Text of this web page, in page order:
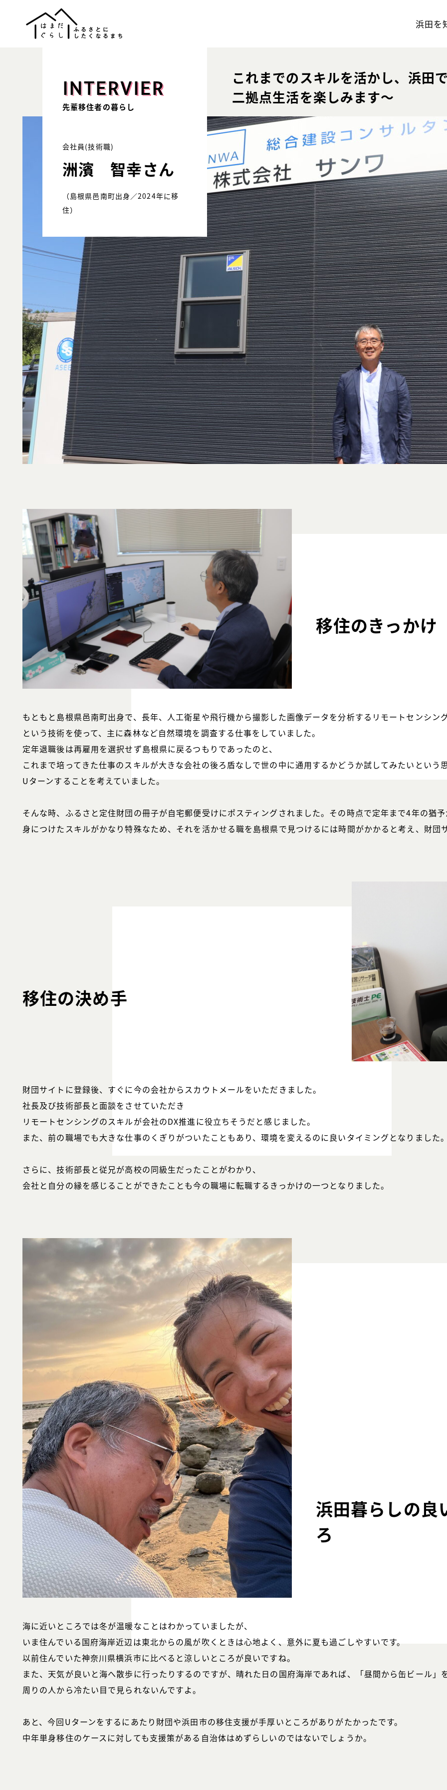
浜田を
INTERVIER
先輩移住者の暮らし
会社員(技術職)
洲濱 智幸さん
（島根県邑南町出身／2024年に移
住）
これまでのスキルを活かし、浜田
二拠点生活を楽しみます～
移住のきっかけ
もともと島根県邑南町出身で、長年、人工衛星や飛行機から撮影した画像データを分析するリモートセンシン
という技術を使って、主に森林など自然環境を調査する仕事をしていました。
定年退職後は再雇用を選択せず島根県に戻るつもりであったのと、
これまで培ってきた仕事のスキルが大きな会社の後ろ盾なしで世の中に通用するかどうか試してみたいという
Uターンすることを考えていました。
そんな時、ふるさと定住財団の冊子が自宅郵便受けにポスティングされました。その時点で定年まで4年の猶
身につけたスキルがかなり特殊なため、それを活かせる職を島根県で見つけるには時間がかかると考え、財団
移住の決め手
財団サイトに登録後、すぐに今の会社からスカウトメールをいただきました。
社長及び技術部長と面談をさせていただき
リモートセンシングのスキルが会社のDX推進に役立ちそうだと感じました。
また、前の職場でも大きな仕事のくぎりがついたこともあり、環境を変えるのに良いタイミングとなりました
さらに、技術部長と従兄が高校の同級生だったことがわかり、
会社と自分の縁を感じることができたことも今の職場に転職するきっかけの一つとなりました。
浜田暮らしの良
ろ
海に近いところでは冬が温暖なことはわかっていましたが、
いま住んでいる国府海岸近辺は東北からの風が吹くときは心地よく、意外に夏も過ごしやすいです。
以前住んでいた神奈川県横浜市に比べると涼しいところが良いですね。
また、天気が良いと海へ散歩に行ったりするのですが、晴れた日の国府海岸であれば、「昼間から缶ビール」
周りの人から冷たい目で見られないんですよ。
あと、今回Uターンをするにあたり財団や浜田市の移住支援が手厚いところがありがたかったです。
中年単身移住のケースに対しても支援策がある自治体はめずらしいのではないでしょうか。